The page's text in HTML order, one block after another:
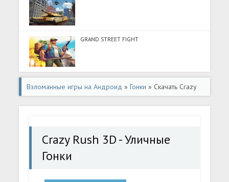
GRAND STREET FIGHT
Взломанные игры на Андроид »Гонки » Скачать Crazy
Rush 3D - Уличные Гонки (Много монет) на Андроид
Crazy Rush 3D - Уличные
Гонки